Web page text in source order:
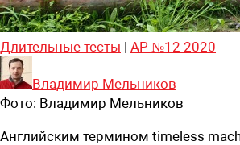
Длительные тесты | АР №12 2020
Владимир Мельников
Фото: Владимир Мельников
Английским термином timeless